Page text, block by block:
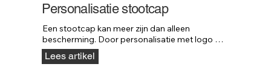
Personalisatie stootcap
Een stootcap kan meer zijn dan alleen
bescherming. Door personalisatie met logo of
huisstijl wordt het ook een krachtig onderdeel
van je bedrijfsuitstraling.
Lees artikel